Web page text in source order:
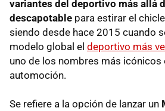
variantes del deportivo más allá
descapotable para estirar el
siendo desde hace 2015 cuando
modelo global el deportivo más
uno de los nombres más icónicos
automoción.
Se refiere a la opción de lanzar un